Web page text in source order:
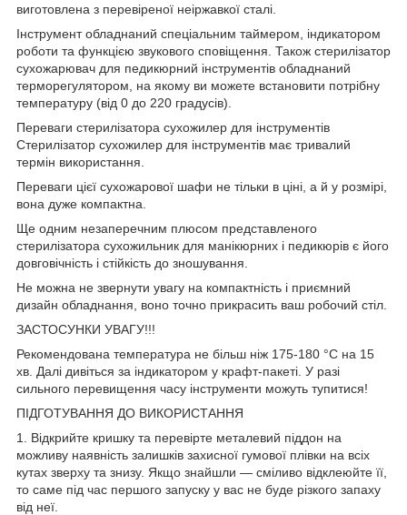
виготовлена з перевіреної неіржавкої сталі.
Інструмент обладнаний спеціальним таймером, індикатором
роботи та функцією звукового сповіщення. Також стерилізатор
сухожарювач для педикюрний інструментів обладнаний
терморегулятором, на якому ви можете встановити потрібну
температуру (від 0 до 220 градусів).
Переваги стерилізатора сухожилер для інструментів
Стерилізатор сухожилер для інструментів має тривалий
термін використання.
Переваги цієї сухожарової шафи не тільки в ціні, а й у розмірі,
вона дуже компактна.
Ще одним незаперечним плюсом представленого
стерилізатора сухожильник для манікюрних і педикюрів є його
довговічність і стійкість до зношування.
Не можна не звернути увагу на компактність і приємний
дизайн обладнання, воно точно прикрасить ваш робочий стіл.
ЗАСТОСУНКИ УВАГУ!!!
Рекомендована температура не більш ніж 175-180 °C на 15
хв. Далі дивіться за індикатором у крафт-пакеті. У разі
сильного перевищення часу інструменти можуть тупитися!
ПІДГОТУВАННЯ ДО ВИКОРИСТАННЯ
1. Відкрийте кришку та перевірте металевий піддон на
можливу наявність залишків захисної гумової плівки на всіх
кутах зверху та знизу. Якщо знайшли — сміливо відклеюйте її,
то саме під час першого запуску у вас не буде різкого запаху
від неї.